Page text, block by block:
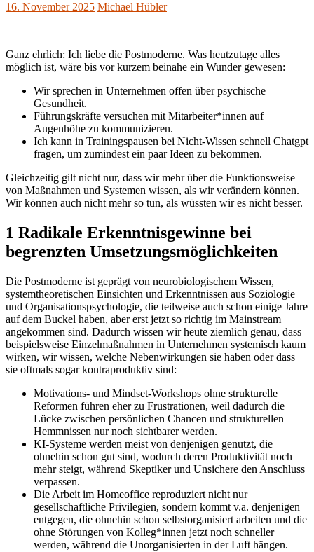
16. November 2025 Michael Hübler
Ganz ehrlich: Ich liebe die Postmoderne. Was heutzutage alles
möglich ist, wäre bis vor kurzem beinahe ein Wunder gewesen:
Wir sprechen in Unternehmen offen über psychische
Gesundheit.
Führungskräfte versuchen mit Mitarbeiter*innen auf
Augenhöhe zu kommunizieren.
Ich kann in Trainingspausen bei Nicht-Wissen schnell Chatgpt
fragen, um zumindest ein paar Ideen zu bekommen.
Gleichzeitig gilt nicht nur, dass wir mehr über die Funktionsweise
von Maßnahmen und Systemen wissen, als wir verändern können.
Wir können auch nicht mehr so tun, als wüssten wir es nicht besser.
1 Radikale Erkenntnisgewinne bei
begrenzten Umsetzungsmöglichkeiten
Die Postmoderne ist geprägt von neurobiologischem Wissen,
systemtheoretischen Einsichten und Erkenntnissen aus Soziologie
und Organisationspsychologie, die teilweise auch schon einige Jahre
auf dem Buckel haben, aber erst jetzt so richtig im Mainstream
angekommen sind. Dadurch wissen wir heute ziemlich genau, dass
beispielsweise Einzelmaßnahmen in Unternehmen systemisch kaum
wirken, wir wissen, welche Nebenwirkungen sie haben oder dass
sie oftmals sogar kontraproduktiv sind:
Motivations- und Mindset-Workshops ohne strukturelle
Reformen führen eher zu Frustrationen, weil dadurch die
Lücke zwischen persönlichen Chancen und strukturellen
Hemmnissen nur noch sichtbarer werden.
KI-Systeme werden meist von denjenigen genutzt, die
ohnehin schon gut sind, wodurch deren Produktivität noch
mehr steigt, während Skeptiker und Unsichere den Anschluss
verpassen.
Die Arbeit im Homeoffice reproduziert nicht nur
gesellschaftliche Privilegien, sondern kommt v.a. denjenigen
entgegen, die ohnehin schon selbstorganisiert arbeiten und die
ohne Störungen von Kolleg*innen jetzt noch schneller
werden, während die Unorganisierten in der Luft hängen.